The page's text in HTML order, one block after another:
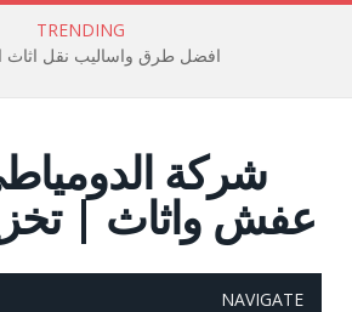
TRENDING
افضل طرق واساليب نقل اثاث
شركة
عفش واثاث |
NAVIGATE